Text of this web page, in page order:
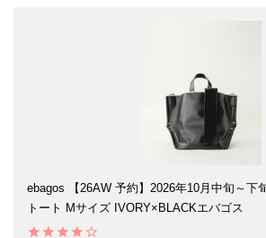
ebagos 【26AW 予約】2026年10月中旬～下
トート Mサイズ IVORY×BLACKエバゴス